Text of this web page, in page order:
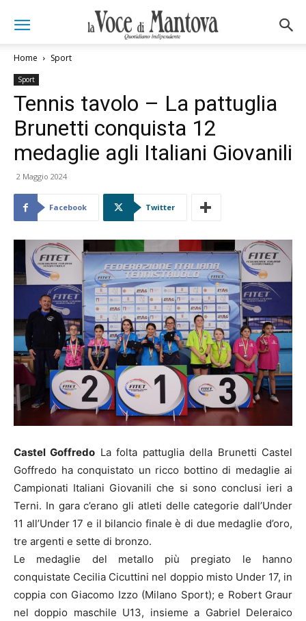
Home Sport
Sport
Tennis tavolo – La pattuglia
Brunetti conquista 12
medaglie agli Italiani Giovanili
2 Maggio 2024
Facebook Twitter
Castel Goffredo La folta pattuglia della Brunetti Castel
Goffredo ha conquistato un ricco bottino di medaglie ai
Campionati Italiani Giovanili che si sono conclusi ieri a
Terni. In gara c’erano gli atleti delle categorie dall’Under
11 all’Under 17 e il bilancio finale è di due medaglie d’oro,
tre argenti e sette di bronzo.
Le medaglie del metallo più pregiato le hanno
conquistate Cecilia Cicuttini nel doppio misto Under 17, in
coppia con Giacomo Izzo (Milano Sport); e Robert Graur
nel doppio maschile U13, insieme a Gabriel Deleraico